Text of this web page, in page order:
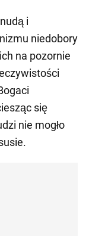
i
niedobory
na pozornie
się
nie mogło